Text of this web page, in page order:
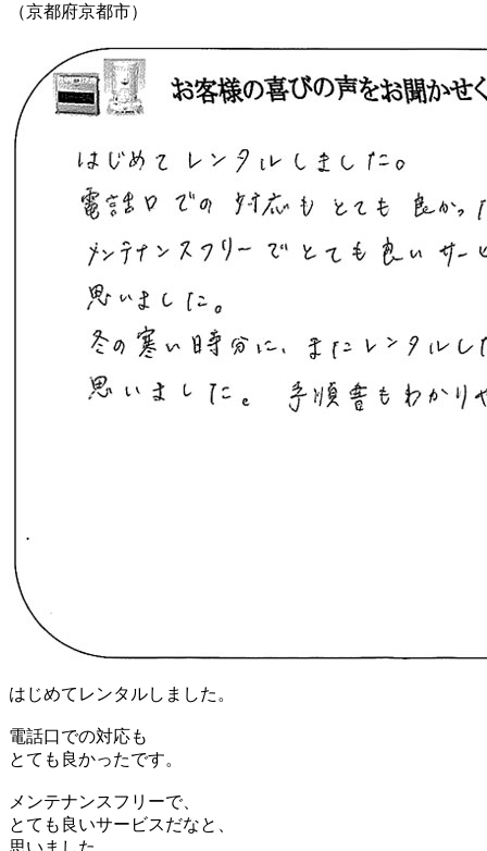
（京都府京都市）
はじめてレンタルしました。
電話口での対応も
とても良かったです。
メンテナンスフリーで、
とても良いサービスだなと、
思いました。